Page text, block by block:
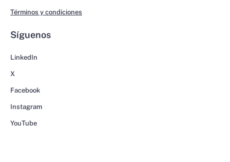
Términos y condiciones
Síguenos
LinkedIn
X
Facebook
Instagram
YouTube